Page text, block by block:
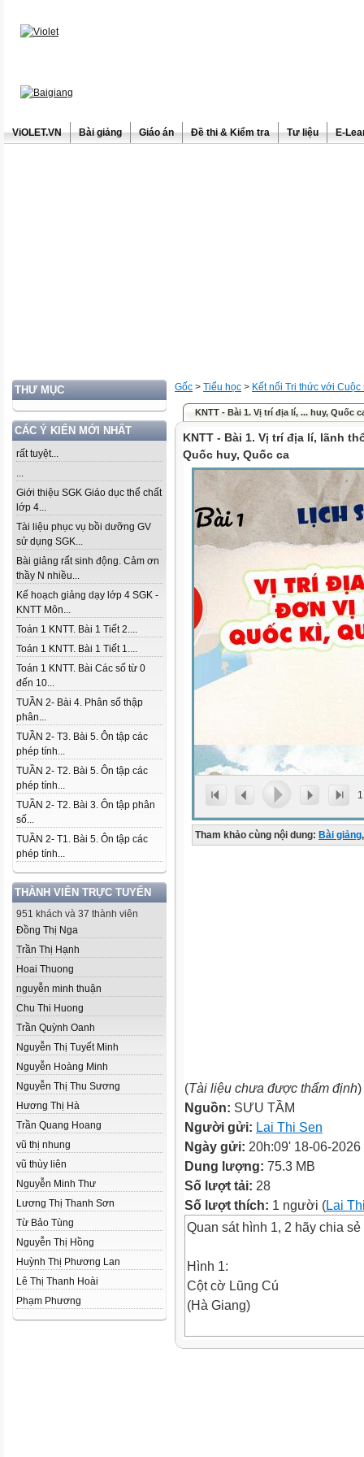
ViOLET.VN Bài giảng Giáo án Đề thi & Kiểm tra Tư liệu E-
THƯ MỤC
CÁC Ý KIẾN MỚI NHẤT
rất tuyệt...
...
Giới thiệu SGK Giáo dục thể chất
lớp 4...
Tài liệu phục vụ bồi dưỡng GV
sử dụng SGK...
Bài giảng rất sinh động. Cảm ơn
thầy N nhiều...
Kế hoạch giảng dạy lớp 4 SGK -
KNTT Môn...
Toán 1 KNTT. Bài 1 Tiết 2....
Toán 1 KNTT. Bài 1 Tiết 1....
Toán 1 KNTT. Bài Các số từ 0
đến 10...
TUẦN 2- Bài 4. Phân số thập
phân...
TUẦN 2- T3. Bài 5. Ôn tập các
phép tính...
TUẦN 2- T2. Bài 5. Ôn tập các
phép tính...
TUẦN 2- T2. Bài 3. Ôn tập phân
số...
TUẦN 2- T1. Bài 5. Ôn tập các
phép tính...
THÀNH VIÊN TRỰC TUYẾN
951 khách và 37 thành viên
Đồng Thị Nga
Trần Thị Hạnh
Hoai Thuong
nguyễn minh thuận
Chu Thi Huong
Trần Quỳnh Oanh
Nguyễn Thị Tuyết Minh
Nguyễn Hoàng Minh
Nguyễn Thị Thu Sương
Hương Thị Hà
Trần Quang Hoang
vũ thị nhung
vũ thùy liên
Nguyễn Minh Thư
Lương Thị Thanh Sơn
Từ Bảo Tùng
Nguyễn Thị Hồng
Huỳnh Thị Phương Lan
Lê Thị Thanh Hoài
Phạm Phương
Gốc > Tiểu học > Kết nối Tri thức với Cuộc
KNTT - Bài 1. Vị trí địa lí, ... huy, Quốc
KNTT - Bài 1. Vị trí địa lí, lãnh
Quốc huy, Quốc ca
1
Tham khảo cùng nội dung: Bài giảng,
(Tài liệu chưa được thẩm định)
Nguồn: SƯU TẦM
Người gửi: Lai Thi Sen
Ngày gửi: 20h:09' 18-06-2026
Dung lượng: 75.3 MB
Số lượt tải: 28
Số lượt thích: 1 người (Lai
Quan sát hình 1, 2 hãy chia
Hình 1:
Cột cờ Lũng Cú
(Hà Giang)